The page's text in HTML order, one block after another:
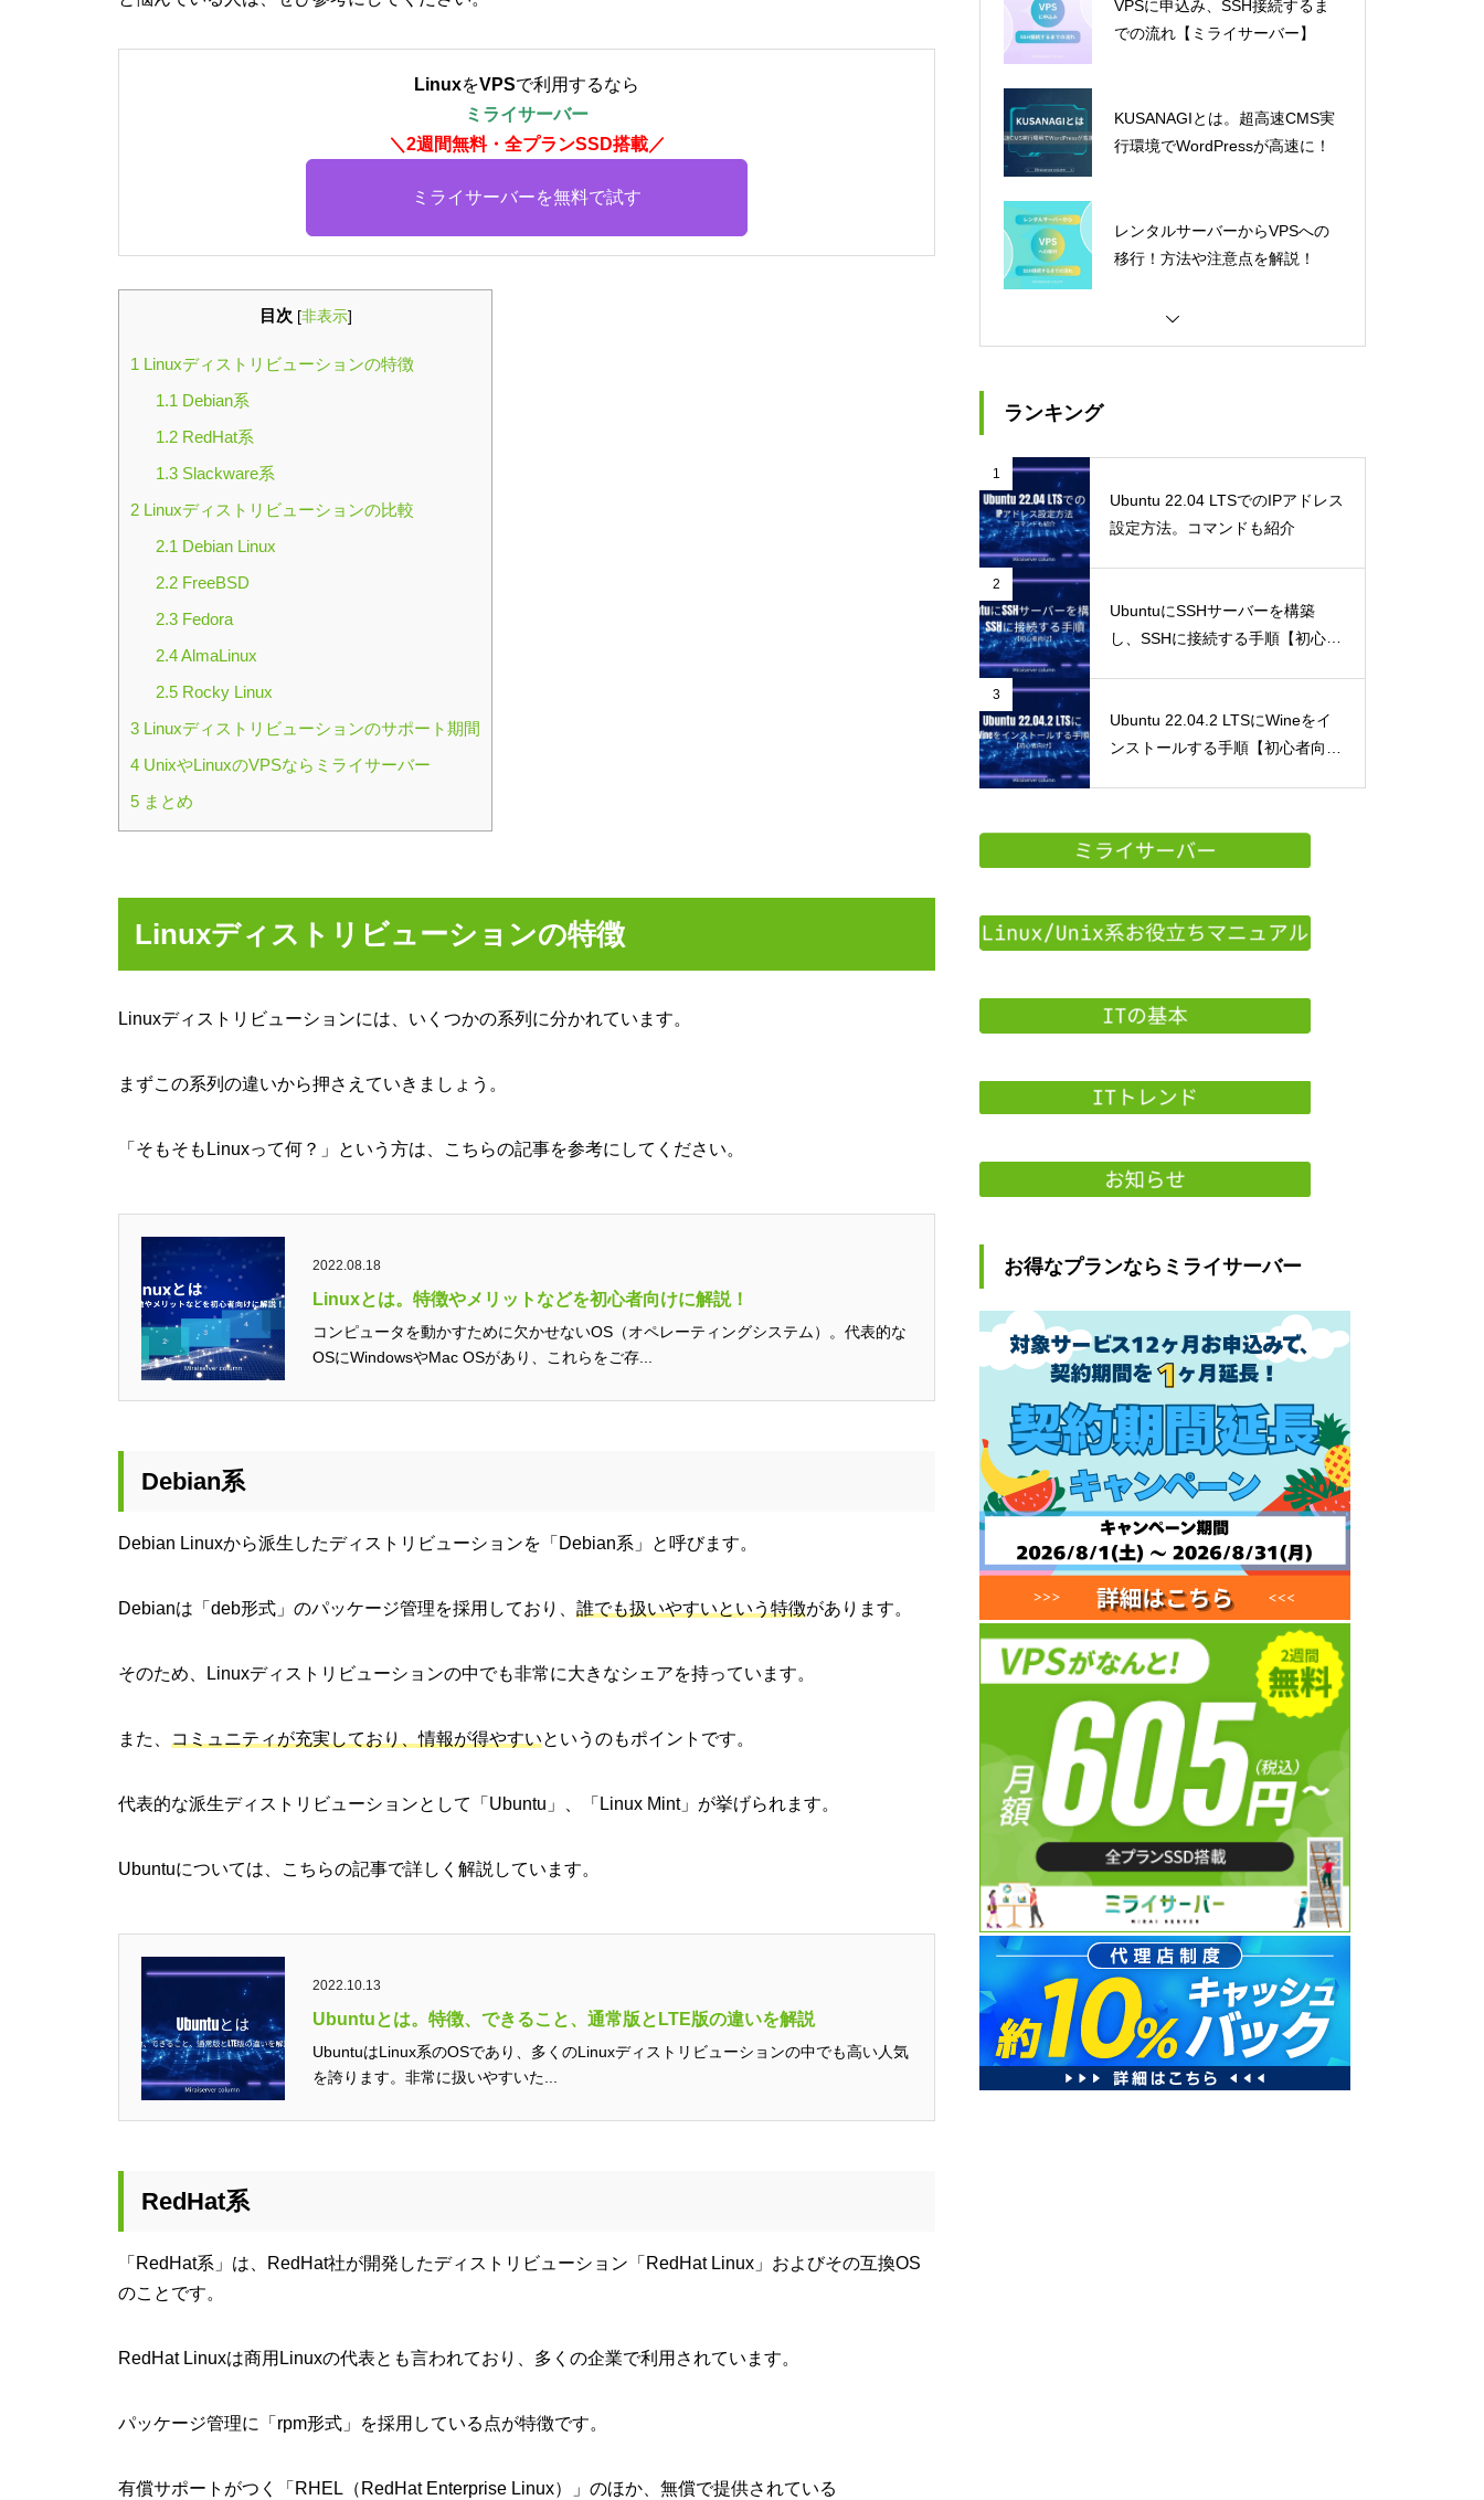
LinuxをVPSで利用するなら
ミライサーバー
＼2週間無料・全プランSSD搭載／
ミライサーバーを無料で試す
目次 [非表示]
1 Linuxディストリビューションの特徴
1.1Debian系
1.2RedHat系
1.3Slackware系
2 Linuxディストリビューションの比較
2.1Debian Linux
2.2FreeBSD
2.3Fedora
2.4AlmaLinux
2.5Rocky Linux
3 Linuxディストリビューションのサポート期間
4 UnixやLinuxのVPSならミライサーバー
5 まとめ
Linuxディストリビューションの特徴
Linuxディストリビューションには、いくつかの系列に分かれています。
まずこの系列の違いから押さえていきましょう。
「そもそもLinuxって何？」という方は、こちらの記事を参考にしてください。
2022.08.18
Linuxとは。特徴やメリットなどを初心者向けに解説！
コンピュータを動かすために欠かせないOS（オペレーティングシステム）。代表的な
OSにWindowsやMac OSがあり、これらをご存...
Debian系
Debian Linuxから派生したディストリビューションを「Debian系」と呼びます。
Debianは「deb形式」のパッケージ管理を採用しており、 誰でも扱いやすいという特徴があります。
そのため、Linuxディストリビューションの中でも非常に大きなシェアを持っています。
また、 コミュニティが充実しており、情報が得やすいというのもポイントです。
代表的な派生ディストリビューションとして「Ubuntu」、「Linux Mint」が挙げられます。
Ubuntuについては、こちらの記事で詳しく解説しています。
2022.10.13
Ubuntuとは。特徴、できること、通常版とLTE版の違いを解説
UbuntuはLinux系のOSであり、多くのLinuxディストリビューションの中でも高い人気
を誇ります。非常に扱いやすいた...
RedHat系
「RedHat系」は、RedHat社が開発したディストリビューション「RedHat Linux」およびその互換OS
のことです。
RedHat Linuxは商用Linuxの代表とも言われており、多くの企業で利用されています。
パッケージ管理に「rpm形式」を採用している点が特徴です。
有償サポートがつく「RHEL（RedHat Enterprise Linux）」のほか、無償で提供されている
VPSに申込み、SSH接続するま
での流れ【ミライサーバー】
KUSANAGIとは。超高速CMS実
行環境でWordPressが高速に！
レンタルサーバーからVPSへの
移行！方法や注意点を解説！
ランキング
1
Ubuntu 22.04 LTSでのIPアドレス
設定方法。コマンドも紹介
2
UbuntuにSSHサーバーを構築
し、SSHに接続する手順【初心者
3
Ubuntu 22.04.2 LTSにWineをイ
ンストールする手順【初心者向
お得なプランならミライサーバー